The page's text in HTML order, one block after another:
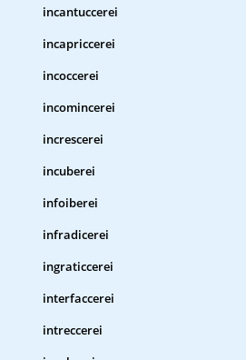
incantuccerei
incapriccerei
incoccerei
incomincerei
increscerei
incuberei
infoiberei
infradicerei
ingraticcerei
interfaccerei
intreccerei